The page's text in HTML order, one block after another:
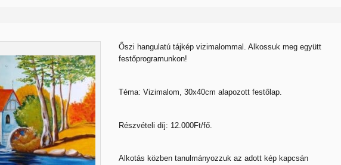
Őszi hangulatú tájkép vizimalommal. Alkossuk meg együtt
festőprogramunkon!
Téma: Vizimalom, 30x40cm alapozott festőlap.
Részvételi díj: 12.000Ft/fő.
Alkotás közben tanulmányozzuk az adott kép kapcsán